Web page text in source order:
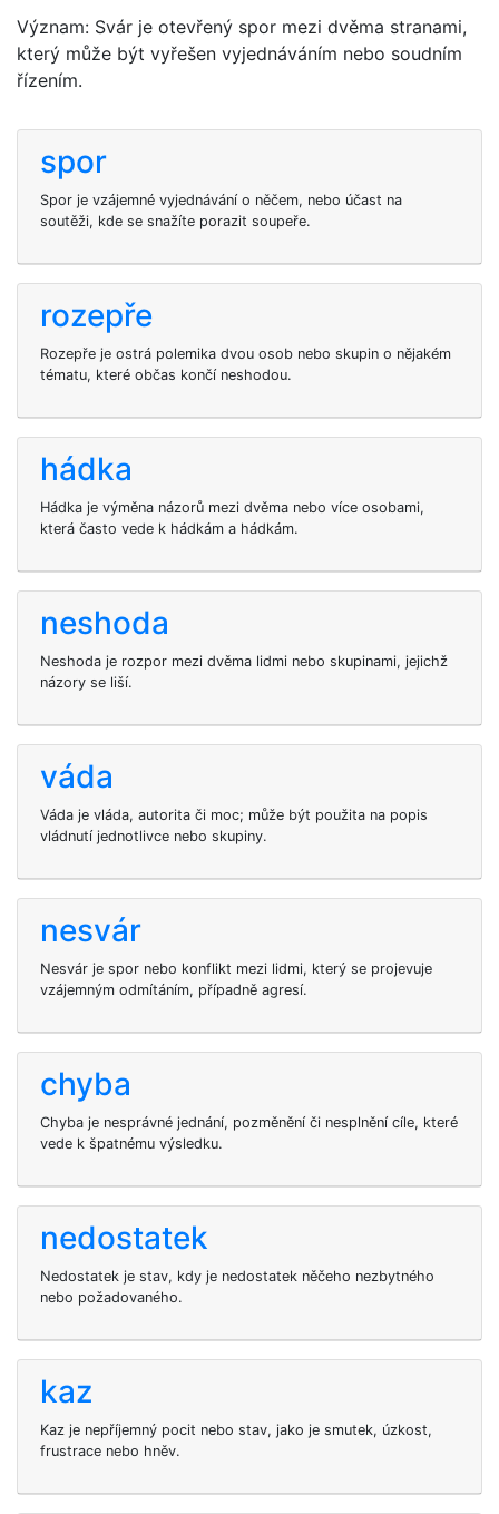
Význam: Svár je otevřený spor mezi dvěma stranami,
který může být vyřešen vyjednáváním nebo soudním
řízením.
spor
Spor je vzájemné vyjednávání o něčem, nebo účast na
soutěži, kde se snažíte porazit soupeře.
rozepře
Rozepře je ostrá polemika dvou osob nebo skupin o nějakém
tématu, které občas končí neshodou.
hádka
Hádka je výměna názorů mezi dvěma nebo více osobami,
která často vede k hádkám a hádkám.
neshoda
Neshoda je rozpor mezi dvěma lidmi nebo skupinami, jejichž
názory se liší.
váda
Váda je vláda, autorita či moc; může být použita na popis
vládnutí jednotlivce nebo skupiny.
nesvár
Nesvár je spor nebo konflikt mezi lidmi, který se projevuje
vzájemným odmítáním, případně agresí.
chyba
Chyba je nesprávné jednání, pozměnění či nesplnění cíle, které
vede k špatnému výsledku.
nedostatek
Nedostatek je stav, kdy je nedostatek něčeho nezbytného
nebo požadovaného.
kaz
Kaz je nepříjemný pocit nebo stav, jako je smutek, úzkost,
frustrace nebo hněv.